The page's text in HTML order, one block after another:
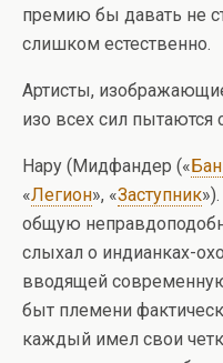
премию бы давать не
слишком естественно.
Артисты,
изо всех сил пытаются
Нару (Мидфандер («
«Легион», «Заступник
общую
слыхал о индианках-
вводящей
быт племени
каждый имел свои